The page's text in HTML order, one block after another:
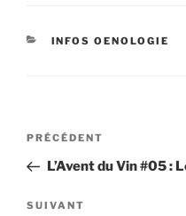
CATÉGORIES
INFOS OENOLOGIE
Navigation
l’article
Article
précédent
PRÉCÉDENT
L’Avent du Vin #05 :
Article
SUIVANT